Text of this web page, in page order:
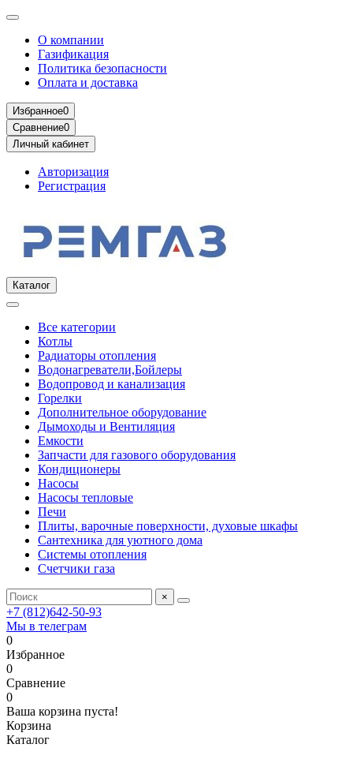
О компании
Газификация
Политика безопасности
Оплата и доставка
Избранное0
Сравнение0
Личный кабинет
Авторизация
Регистрация
Каталог
Все категории
Котлы
Радиаторы отопления
Водонагреватели,Бойлеры
Водопровод и канализация
Горелки
Дополнительное оборудование
Дымоходы и Вентиляция
Емкости
Запчасти для газового оборудования
Кондиционеры
Насосы
Насосы тепловые
Печи
Плиты, варочные поверхности, духовые шкафы
Сантехника для уютного дома
Системы отопления
Счетчики газа
×
+7 (812)642-50-93
Мы в телеграм
0
Избранное
0
Сравнение
0
Ваша корзина пуста!
Корзина
Каталог